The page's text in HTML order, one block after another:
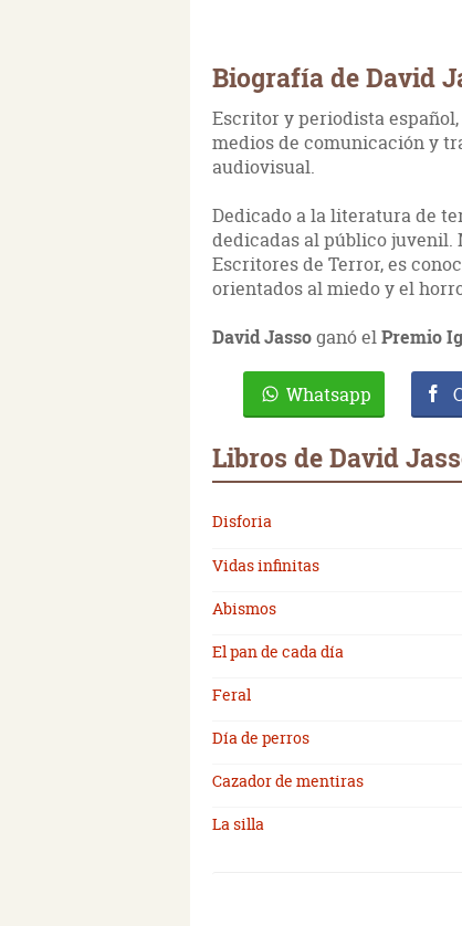
Biografía de David
Escritor y periodista español,
medios de comunicación y
audiovisual.
Dedicado a la literatura de
dedicadas al público juvenil.
Escritores de Terror, es
orientados al miedo y el
David Jassoganó elPremio
Whatsapp
Libros de David
Disforia
Vidas infinitas
Abismos
El pan de cada día
Feral
Día de perros
Cazador de mentiras
La silla